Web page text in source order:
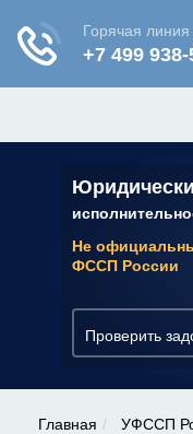
Не
ФССП России
Проверить
✆ 7 (800)
Главная
УФССП